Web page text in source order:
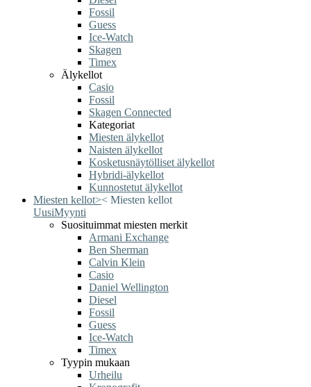
Fossil
Guess
Ice-Watch
Skagen
Timex
Älykellot
Casio
Fossil
Skagen Connected
Kategoriat
Miesten älykellot
Naisten älykellot
Kosketusnäytölliset älykellot
Hybridi-älykellot
Kunnostetut älykellot
Miesten kellot>< Miesten kellot
UusiMyynti
Suosituimmat miesten merkit
Armani Exchange
Ben Sherman
Calvin Klein
Casio
Daniel Wellington
Diesel
Fossil
Guess
Ice-Watch
Timex
Tyypin mukaan
Urheilu